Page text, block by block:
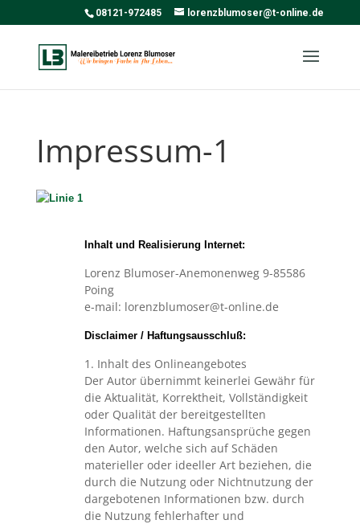
08121-972485 lorenzblumoser@t-online.de
Impressum-1
Inhalt und Realisierung Internet:
Lorenz Blumoser-Anemonenweg 9-85586
Poing
e-mail: lorenzblumoser@t-online.de
Disclaimer / Haftungsausschluß:
1. Inhalt des Onlineangebotes
Der Autor übernimmt keinerlei Gewähr für
die Aktualität, Korrektheit, Vollständigkeit
oder Qualität der bereitgestellten
Informationen. Haftungsansprüche gegen
den Autor, welche sich auf Schäden
materieller oder ideeller Art beziehen, die
durch die Nutzung oder Nichtnutzung der
dargebotenen Informationen bzw. durch
die Nutzung fehlerhafter und